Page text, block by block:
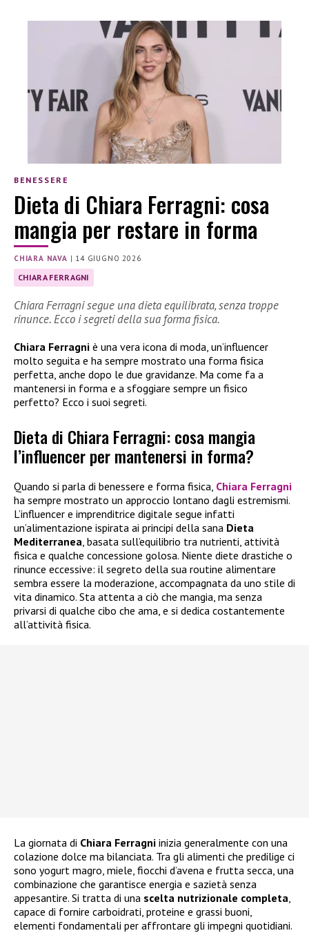
BENESSERE
Dieta di Chiara Ferragni: cosa
mangia per restare in forma
CHIARA NAVA | 14 GIUGNO 2026
CHIARA FERRAGNI
Chiara Ferragni segue una dieta equilibrata, senza troppe
rinunce. Ecco i segreti della sua forma fisica.
Chiara Ferragni è una vera icona di moda, un’influencer
molto seguita e ha sempre mostrato una forma fisica
perfetta, anche dopo le due gravidanze. Ma come fa a
mantenersi in forma e a sfoggiare sempre un fisico
perfetto? Ecco i suoi segreti.
Dieta di Chiara Ferragni: cosa mangia
l’influencer per mantenersi in forma?
Quando si parla di benessere e forma fisica, Chiara Ferragni
ha sempre mostrato un approccio lontano dagli estremismi.
L’influencer e imprenditrice digitale segue infatti
un’alimentazione ispirata ai principi della sana Dieta
Mediterranea , basata sull’equilibrio tra nutrienti, attività
fisica e qualche concessione golosa. Niente diete drastiche o
rinunce eccessive: il segreto della sua routine alimentare
sembra essere la moderazione, accompagnata da uno stile di
vita dinamico. Sta attenta a ciò che mangia, ma senza
privarsi di qualche cibo che ama, e si dedica costantemente
all’attività fisica.
La giornata di Chiara Ferragni inizia generalmente con una
colazione dolce ma bilanciata. Tra gli alimenti che predilige ci
sono yogurt magro, miele, fiocchi d’avena e frutta secca, una
combinazione che garantisce energia e sazietà senza
appesantire. Si tratta di una scelta nutrizionale completa,
capace di fornire carboidrati, proteine e grassi buoni,
elementi fondamentali per affrontare gli impegni quotidiani.